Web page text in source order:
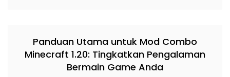
Panduan Utama untuk Mod Combo
Minecraft 1.20: Tingkatkan Pengalaman
Bermain Game Anda